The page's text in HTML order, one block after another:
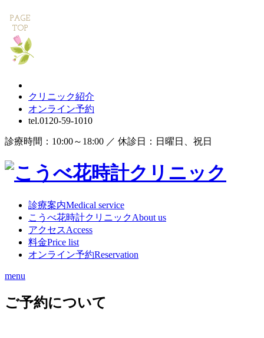
クリニック紹介
オンライン予約
tel.0120-59-1010
診療時間：10:00～18:00 ／ 休診日：日曜日、祝日
診療案内Medical service
こうべ花時計クリニックAbout us
アクセスAccess
料金Price list
オンライン予約Reservation
menu
ご予約について